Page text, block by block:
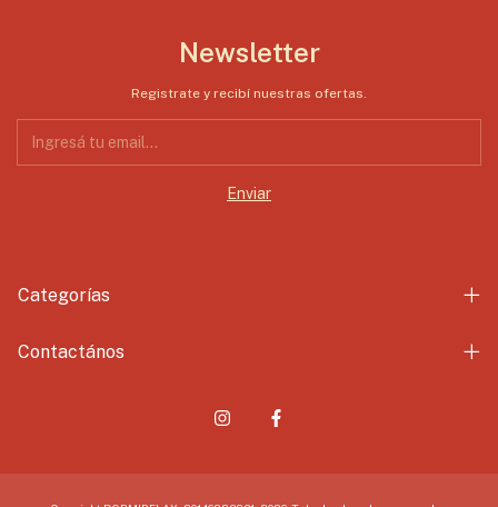
Newsletter
Registrate y recibí nuestras ofertas.
Categorías
Contactános